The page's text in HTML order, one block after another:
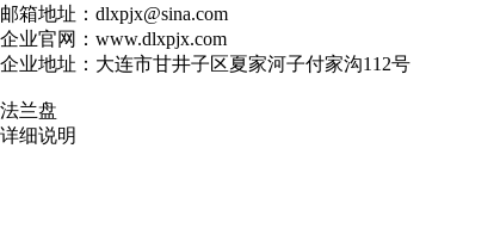
邮箱地址：dlxpjx@sina.com
企业官网：www.dlxpjx.com
企业地址：大连市甘井子区夏家河子付家沟112号
法兰盘
详细说明